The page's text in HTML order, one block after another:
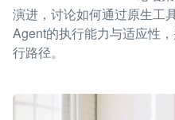
演进，讨论如何通过原生工
Agent的执行能力与适应性
行路径。